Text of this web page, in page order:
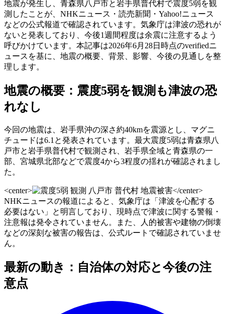
地震が発生し、青森県八戸市と岩手県普代村で震度5弱を観
測したことが、NHKニュース・読売新聞・Yahoo!ニュース
などの公式報道で確認されています。気象庁は津波の恐れが
ないと発表しており、今後1週間程度は余震に注意するよう
呼びかけています。本記事は2026年6月28日時点のverifiedニ
ュースを基に、地震の概要、背景、影響、今後の見通しを整
理します。
地震の概要：震度5弱を観測も津波の恐
れなし
今回の地震は、岩手県沖の深さ約40kmを震源とし、マグニ
チュードは6.1と発表されています。最大震度5弱は青森県八
戸市と岩手県普代村で観測され、岩手県全域と青森県の一
部、宮城県北部などで震度4から3程度の揺れが確認されまし
た。
<center>
</center>
NHKニュースの報道によると、気象庁は「津波を心配する
必要はない」と明言しており、現時点で津波に関する警報・
注意報は発令されていません。また、人的被害や建物の倒壊
などの深刻な被害の報告は、公式ルートで確認されていませ
ん。
最新の動き：自治体の対応と今後の注
意点